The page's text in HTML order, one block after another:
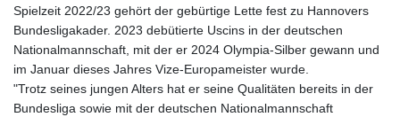
Spielzeit 2022/23 gehört der gebürtige Lette fest zu Hannovers
Bundesligakader. 2023 debütierte Uscins in der deutschen
Nationalmannschaft, mit der er 2024 Olympia-Silber gewann und
im Januar dieses Jahres Vize-Europameister wurde.
"Trotz seines jungen Alters hat er seine Qualitäten bereits in der
Bundesliga sowie mit der deutschen Nationalmannschaft